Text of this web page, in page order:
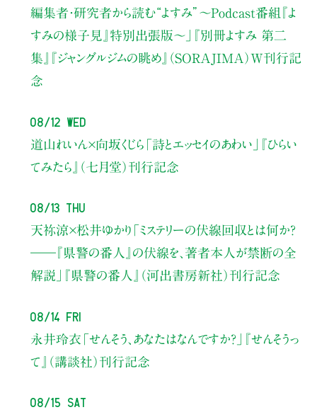
編集者・研究者から読む“よすみ” 〜Podcast番組『よ
すみの様子見』特別出張版〜」
『別冊よすみ 第二
集』『ジャングルジムの眺め』（SORAJIMA）W刊行記
念
08/12 Wed
道山れいん×向坂くじら 「詩とエッセイのあわい」
『ひらい
てみたら』（七月堂）刊行記念
08/13 Thu
天祢涼×松井ゆかり 「ミステリーの伏線回収とは何か？
――『県警の番人』の伏線を、著者本人が禁断の全
解説」
『県警の番人』（河出書房新社）刊行記念
08/14 Fri
永井玲衣 「せんそう、あなたはなんですか？」
『せんそうっ
て』（講談社）刊行記念
08/15 Sat